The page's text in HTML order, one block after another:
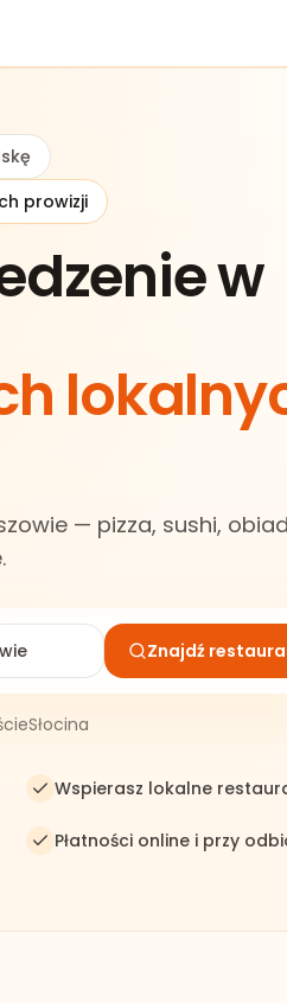
prowizji
w
— pizza, sushi,
Znajdź
Słocina
Wspierasz lokalne
Płatności online i przy